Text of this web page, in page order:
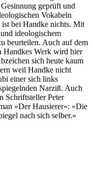
geprüft und
Vokabeln
ist bei Handke nichts. Mit
ideologischem
beurteilen. Auch auf dem
Handkes Werk wird hier
sich heute kaum
weil Handke nicht
einer sich links
Narziß. Auch
Schriftsteller Peter
»Der Hausierer«: »Die
nach sich selber.«